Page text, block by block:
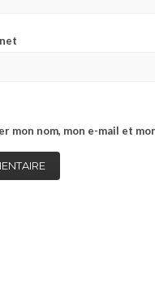
mon nom, mon e-mail et